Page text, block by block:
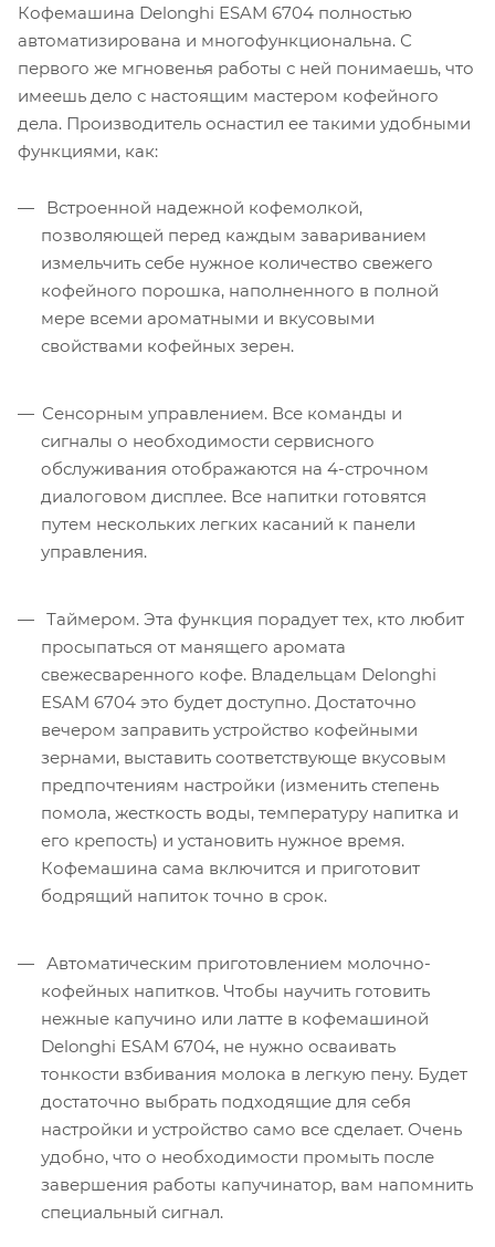
Кофемашина Delonghi ESAM 6704 полностью
автоматизирована и многофункциональна. С
первого же мгновенья работы с ней понимаешь, что
имеешь дело с настоящим мастером кофейного
дела. Производитель оснастил ее такими удобными
функциями, как:
Встроенной надежной кофемолкой,
позволяющей перед каждым завариванием
измельчить себе нужное количество свежего
кофейного порошка, наполненного в полной
мере всеми ароматными и вкусовыми
свойствами кофейных зерен.
Сенсорным управлением. Все команды и
сигналы о необходимости сервисного
обслуживания отображаются на 4-строчном
диалоговом дисплее. Все напитки готовятся
путем нескольких легких касаний к панели
управления.
Таймером. Эта функция порадует тех, кто любит
просыпаться от манящего аромата
свежесваренного кофе. Владельцам Delonghi
ESAM 6704 это будет доступно. Достаточно
вечером заправить устройство кофейными
зернами, выставить соответствующе вкусовым
предпочтениям настройки (изменить степень
помола, жесткость воды, температуру напитка и
его крепость) и установить нужное время.
Кофемашина сама включится и приготовит
бодрящий напиток точно в срок.
Автоматическим приготовлением молочно-
кофейных напитков. Чтобы научить готовить
нежные капучино или латте в кофемашиной
Delonghi ESAM 6704, не нужно осваивать
тонкости взбивания молока в легкую пену. Будет
достаточно выбрать подходящие для себя
настройки и устройство само все сделает. Очень
удобно, что о необходимости промыть после
завершения работы капучинатор, вам напомнить
специальный сигнал.